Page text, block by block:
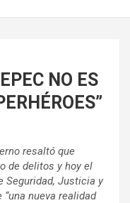
NO ES
resaltó que
de delitos y hoy el
Seguridad, Justicia y
nueva realidad